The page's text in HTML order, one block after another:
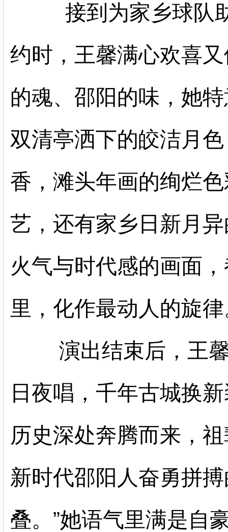
接到为家乡球队助
约时，王馨满心欢喜
的魂、邵阳的味，她
双清亭洒下的皎洁月
香，滩头年画的绚烂
艺，还有家乡日新月
火气与时代感的画面
里，化作最动人的旋
演出结束后，王
日夜唱，千年古城换
历史深处奔腾而来，
新时代邵阳人奋勇拼
叠。”她语气里满是自